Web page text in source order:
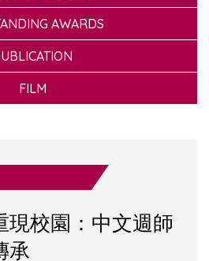
AWARDS
FILM
現校園：中文週師
承